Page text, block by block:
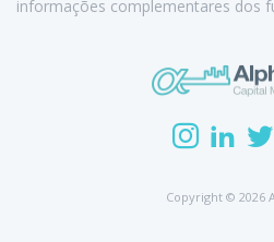
informações complementares dos
Copyright © 2026